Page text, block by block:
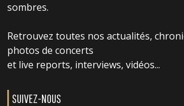
sombres.
Retrouvez toutes nos actualités,
photos de concerts
et live reports, interviews, vidéos...
SUIVEZ-NOUS